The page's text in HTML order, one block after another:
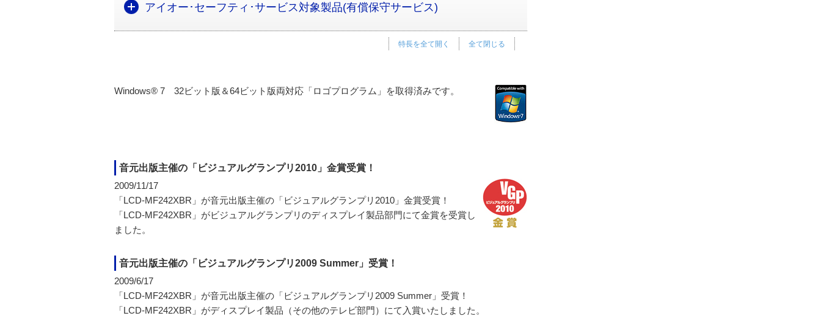
アイオー･セーフティ･サービス対象製品(有償保守サービス)
全て閉じる
特長を全て開く
Windows® 7 32ビット版＆64ビット版両対応「ロゴプログラム」を取得済みです。
音元出版主催の「ビジュアルグランプリ2010」金賞受賞！
2009/11/17
「LCD-MF242XBR」が音元出版主催の「ビジュアルグランプリ2010」金賞受賞！
「LCD-MF242XBR」がビジュアルグランプリのディスプレイ製品部門にて金賞を受賞し
ました。
音元出版主催の「ビジュアルグランプリ2009 Summer」受賞！
2009/6/17
「LCD-MF242XBR」が音元出版主催の「ビジュアルグランプリ2009 Summer」受賞！
「LCD-MF242XBR」がディスプレイ製品（その他のテレビ部門）にて入賞いたしました。